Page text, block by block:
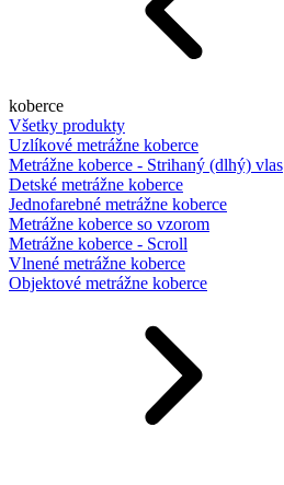
koberce
Všetky produkty
Uzlíkové metrážne koberce
Metrážne koberce - Strihaný (dlhý) vlas
Detské metrážne koberce
Jednofarebné metrážne koberce
Metrážne koberce so vzorom
Metrážne koberce - Scroll
Vlnené metrážne koberce
Objektové metrážne koberce